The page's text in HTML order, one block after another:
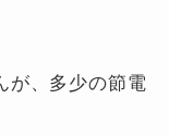
が、多少の節電